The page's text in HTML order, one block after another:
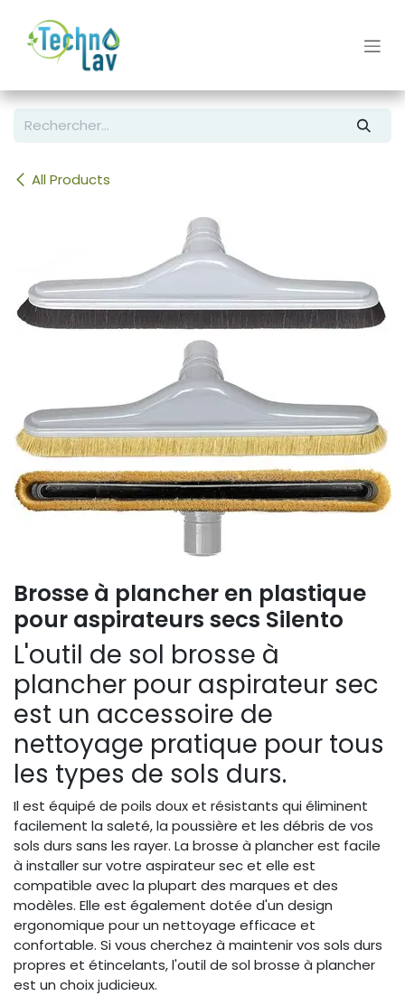
All Products
Brosse à plancher en plastique
pour aspirateurs secs Silento
L'outil de sol brosse à
plancher pour aspirateur sec
est un accessoire de
nettoyage pratique pour tous
les types de sols durs.
Il est équipé de poils doux et résistants qui éliminent
facilement la saleté, la poussière et les débris de vos
sols durs sans les rayer. La brosse à plancher est facile
à installer sur votre aspirateur sec et elle est
compatible avec la plupart des marques et des
modèles. Elle est également dotée d'un design
ergonomique pour un nettoyage efficace et
confortable. Si vous cherchez à maintenir vos sols durs
propres et étincelants, l'outil de sol brosse à plancher
est un choix judicieux.